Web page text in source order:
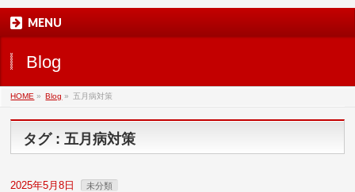
MENU
Blog
HOME » Blog » 五月病対策
タグ : 五月病対策
2025年5月8日 未分類